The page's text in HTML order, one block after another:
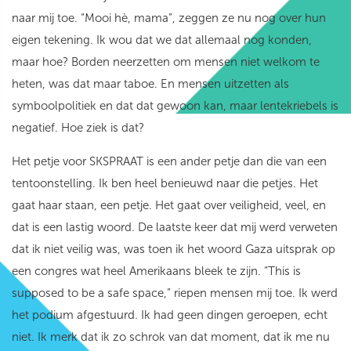
naar mij toe. “Mooi hè, mama”, zeggen ze nu nog over hun
eigen tekening. Ik wou dat we dat allemaal nog konden,
maar hoe? Borden neerzetten om mensen niet welkom te
heten, was dat maar taboe. En mensen uitzetten als
symboolpolitiek en dat dat gewoon kan, maar lentekriebels is
negatief. Hoe ziek is dat?
Het petje voor SKSPRAAT is een ander petje dan die van een
tentoonstelling. Ik ben heel benieuwd naar die petjes. Het
gaat haar staan, een petje. Het gaat over veiligheid, veel, en
dat is een lastig woord. De laatste keer dat mij werd verweten
dat ik niet veilig was, was toen ik het woord Gaza uitsprak op
een congres wat heel Amerikaans bleek te zijn. “This is
supposed to be a safe space,” riepen mensen mij toe. Ik werd
het podium afgestuurd. Ik had geen dingen geroepen, echt
niet. Ik merk dat ik zo schrok van dat moment, dat ik me nu